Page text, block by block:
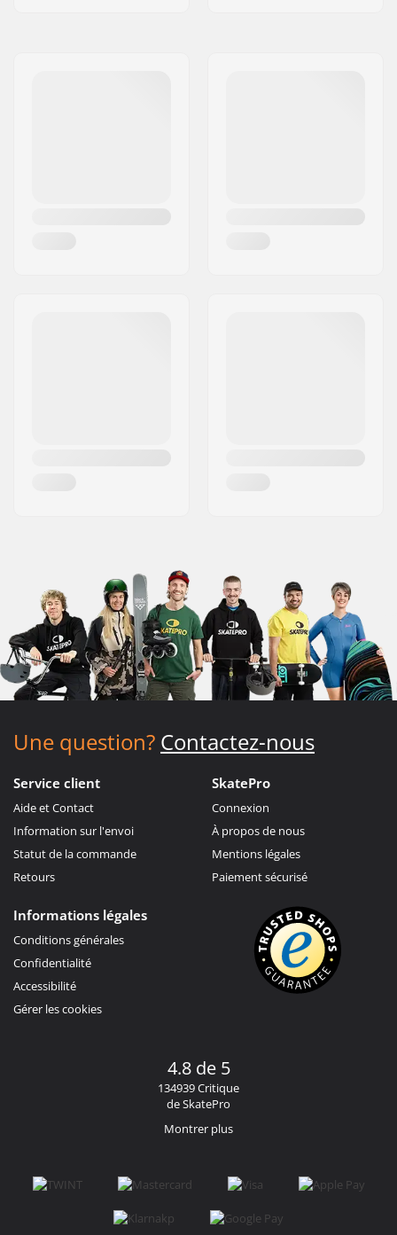
Une question? Contactez-nous
Service client
Aide et Contact
Information sur l'envoi
Statut de la commande
Retours
SkatePro
Connexion
À propos de nous
Mentions légales
Paiement sécurisé
Informations légales
Conditions générales
Confidentialité
Accessibilité
Gérer les cookies
4.8 de 5
134939 Critique
de SkatePro
Montrer plus